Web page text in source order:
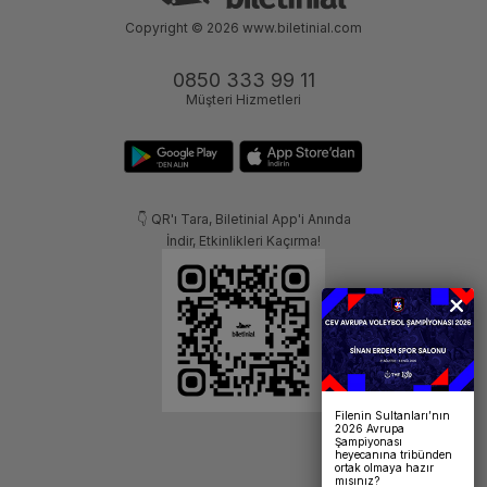
0850 333 99 11
Müşteri Hizmetleri
👇 QR'ı Tara, Biletinial App'i Anında
İndir, Etkinlikleri Kaçırma!
Copyright © 2026 www.biletinial.com
Filenin Sultanları’nın
2026 Avrupa
Şampiyonası
heyecanına tribünden
ortak olmaya hazır
mısınız?